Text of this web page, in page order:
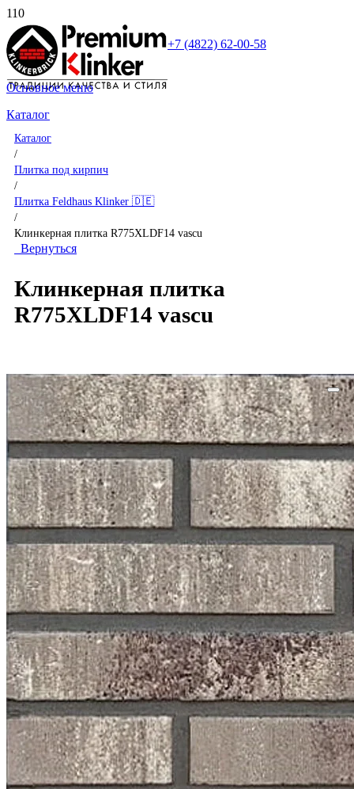
+7 (4822) 62-00-58
Основное меню
Каталог
Каталог
/
Плитка под кирпич
/
Плитка Feldhaus Klinker 🇩🇪
/
Клинкерная плитка R775XLDF14 vascu
Вернуться
Клинкерная плитка
R775XLDF14 vascu